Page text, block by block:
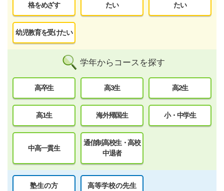
格をめざす
たい
たい
幼児教育を受けたい
学年からコースを探す
高卒生 高3生 高2生
高1生 海外帰国生 小・中学生
中高一貫生
通信制高校生・高校
中退者
塾生の方 高等学校の先生